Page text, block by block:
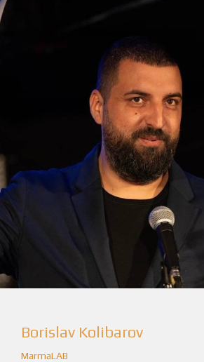
Borislav Kolibarov
MarmaLAB